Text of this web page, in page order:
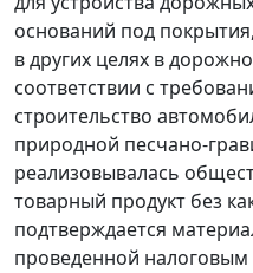
оснований под
в других целях в
соответствии с
строительство
природной песчано-
реализовывалась
товарный продукт без
подтверждается
проведенной налоговым